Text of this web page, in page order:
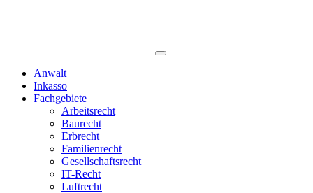
Anwalt
Inkasso
Fachgebiete
Arbeitsrecht
Baurecht
Erbrecht
Familienrecht
Gesellschaftsrecht
IT-Recht
Luftrecht